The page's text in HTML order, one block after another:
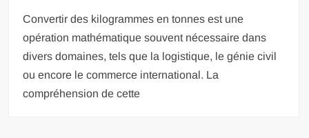
Convertir des kilogrammes en tonnes est une
opération mathématique souvent nécessaire dans
divers domaines, tels que la logistique, le génie civil
ou encore le commerce international. La
compréhension de cette